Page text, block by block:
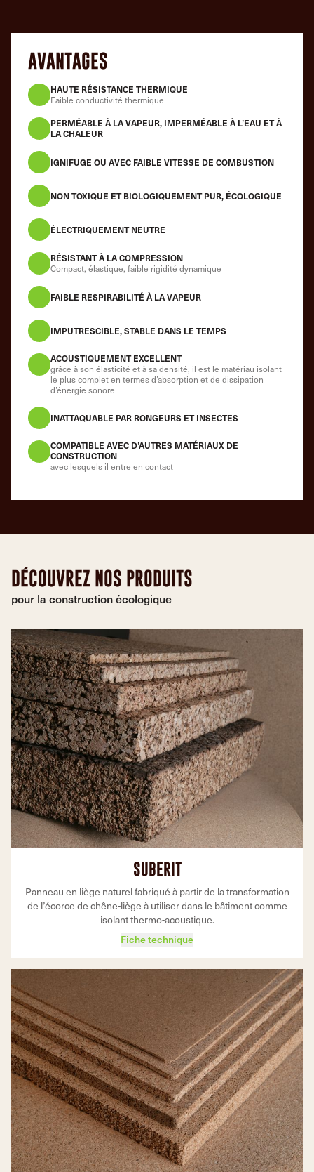
AVANTAGES
HAUTE RÉSISTANCE THERMIQUE
Faible conductivité thermique
PERMÉABLE À LA VAPEUR, IMPERMÉABLE À L’EAU ET À
LA CHALEUR
IGNIFUGE OU AVEC FAIBLE VITESSE DE COMBUSTION
NON TOXIQUE ET BIOLOGIQUEMENT PUR, ÉCOLOGIQUE
ÉLECTRIQUEMENT NEUTRE
RÉSISTANT À LA COMPRESSION
Compact, élastique, faible rigidité dynamique
FAIBLE RESPIRABILITÉ À LA VAPEUR
IMPUTRESCIBLE, STABLE DANS LE TEMPS
ACOUSTIQUEMENT EXCELLENT
grâce à son élasticité et à sa densité, il est le matériau isolant
le plus complet en termes d’absorption et de dissipation
d’énergie sonore
INATTAQUABLE PAR RONGEURS ET INSECTES
COMPATIBLE AVEC D’AUTRES MATÉRIAUX DE
CONSTRUCTION
avec lesquels il entre en contact
DÉCOUVREZ NOS PRODUITS
pour la construction écologique
SUBERIT
Panneau en liège naturel fabriqué à partir de la transformation
de l’écorce de chêne-liège à utiliser dans le bâtiment comme
isolant thermo-acoustique.
Fiche technique